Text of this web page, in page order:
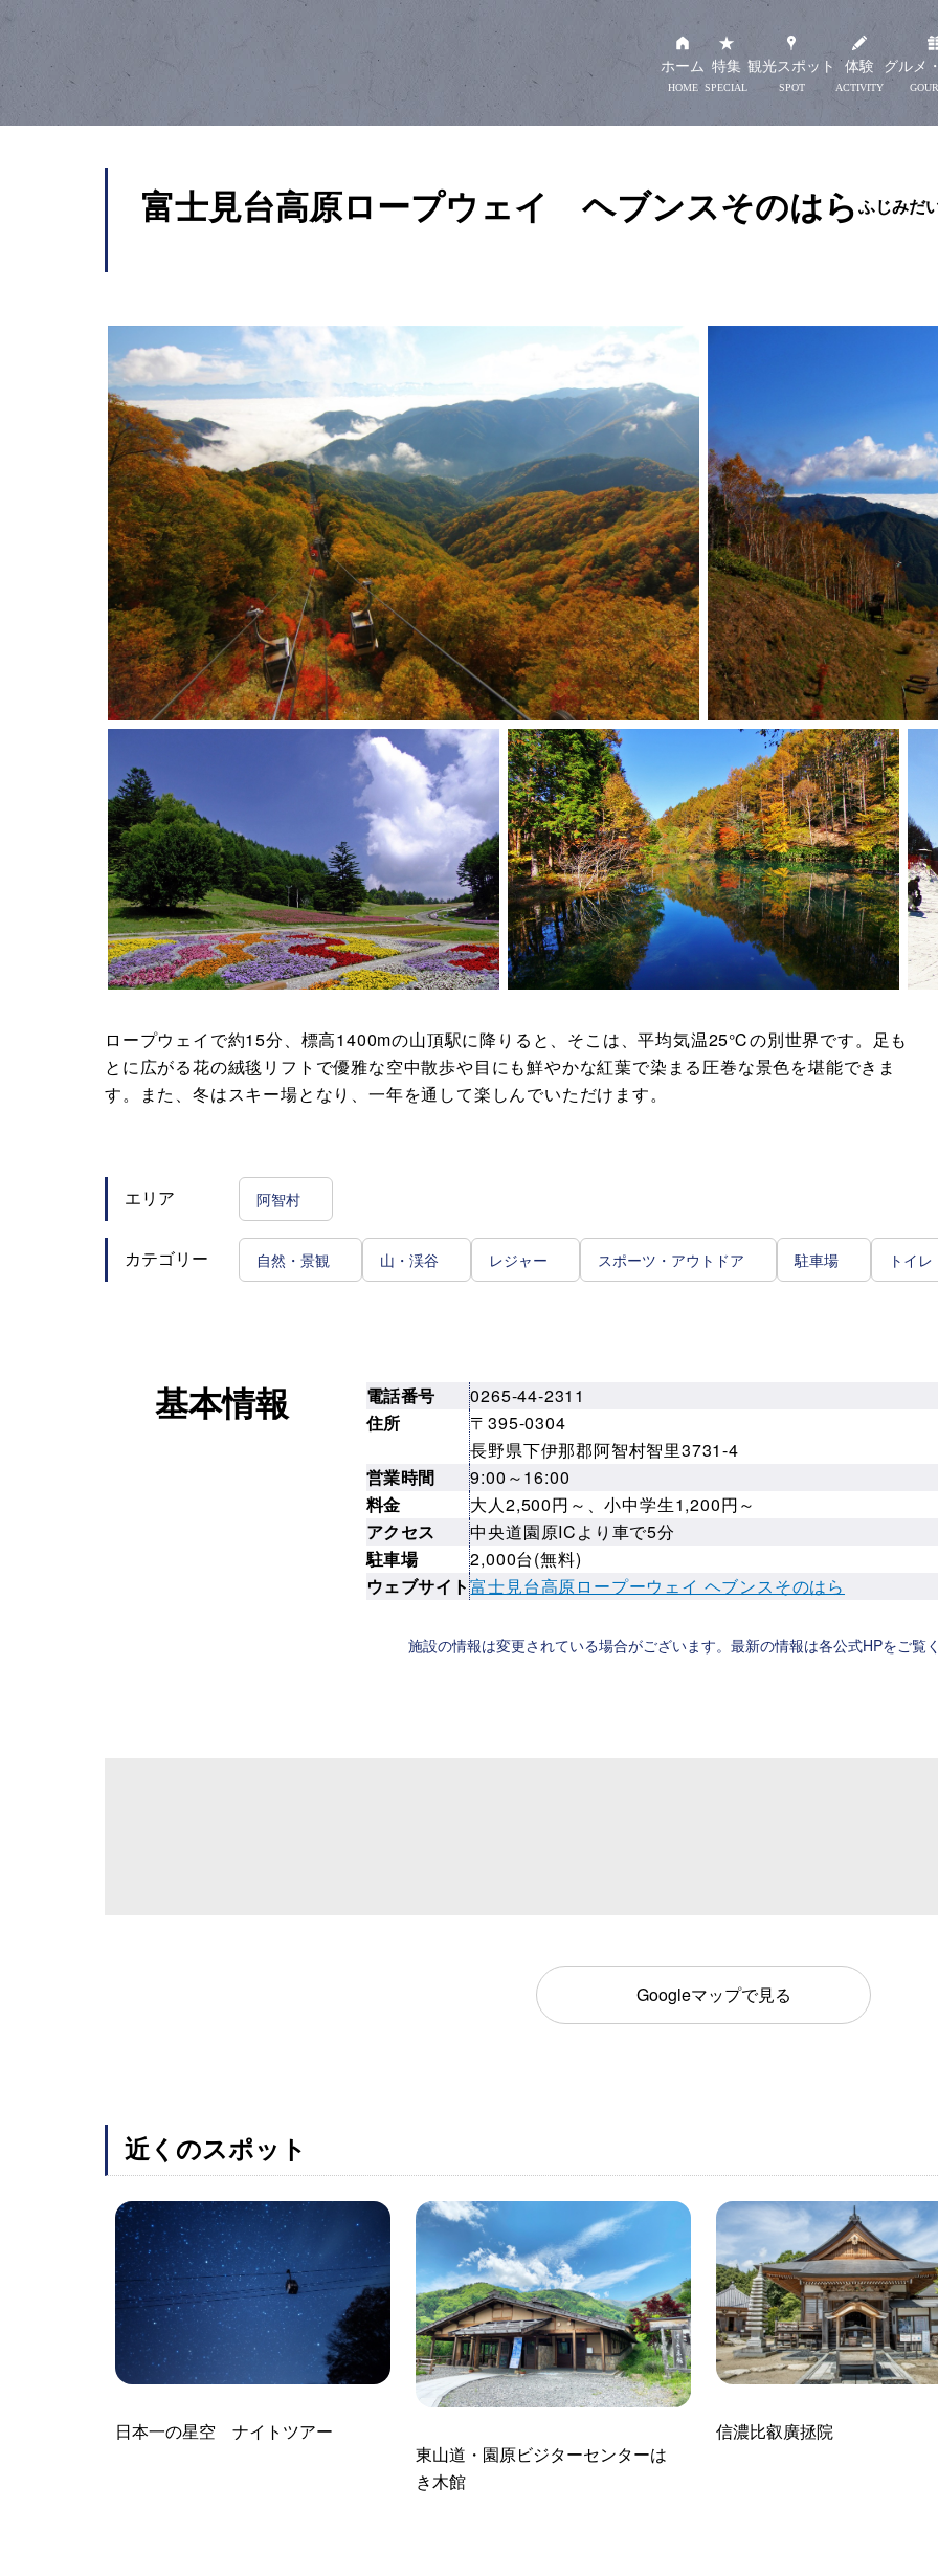
富士見台高原ロープウェイ ヘブンスそのはら
ロープウェイで約15分、標高1400mの山頂駅に降りると、そこは、平均気温25℃の別世界です。足も
とに広がる花の絨毯リフトで優雅な空中散歩や目にも鮮やかな紅葉で染まる圧巻な景色を堪能できま
す。また、冬はスキー場となり、一年を通して楽しんでいただけます。
エリア 阿智村
カテゴリー 自然・景観 山・渓谷 レジャー スポーツ・アウトドア 駐車場 トイレ
基本情報 電話番号
0265-44-2311
住所
〒395-0304
長野県下伊那郡阿智村智里3731-4
営業時間
9:00～16:00
料金
大人2,500円～、小中学生1,200円～
アクセス
中央道園原ICより車で5分
駐車場
2,000台(無料)
ウェブサイト富士見台高原ロープーウェイ ヘブンスそのはら
施設の情報は変更されている場合がございます。最新の情報は各公式HPをご覧く
Googleマップで見る
近くのスポット
日本一の星空 ナイトツアー
東山道・園原ビジターセンターはゝ
き木館
信濃比叡廣拯院
ホーム 特集 観光スポット 体験 グルメ